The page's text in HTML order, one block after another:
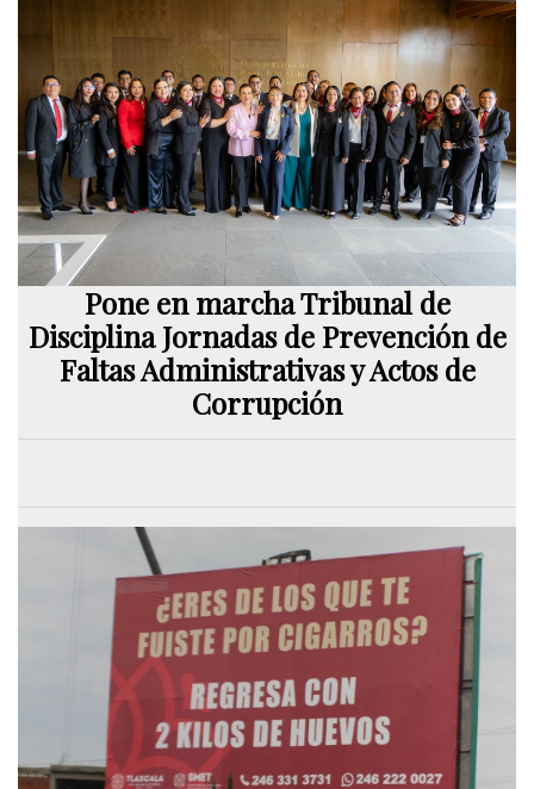
Pone en marcha Tribunal de
Disciplina Jornadas de Prevención de
Faltas Administrativas y Actos de
Corrupción